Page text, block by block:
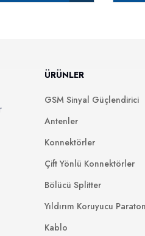
ÜRÜNLER
GSM Sinyal Güçlendirici
Antenler
Konnektörler
Çift Yönlü Konnektörler
Bölücü Splitter
Yıldırım Koruyucu
Kablo